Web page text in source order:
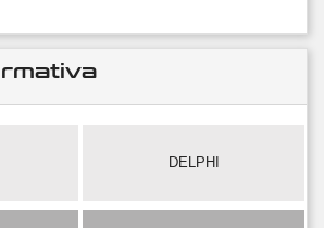
DELPHI